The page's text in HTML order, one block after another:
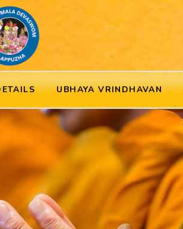
UBHAYA VRINDHAVAN